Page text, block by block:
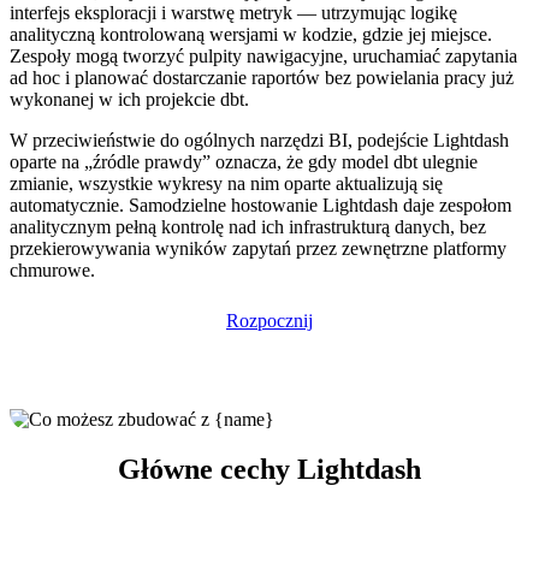
interfejs eksploracji i warstwę metryk — utrzymując logikę
analityczną kontrolowaną wersjami w kodzie, gdzie jej miejsce.
Zespoły mogą tworzyć pulpity nawigacyjne, uruchamiać zapytania
ad hoc i planować dostarczanie raportów bez powielania pracy już
wykonanej w ich projekcie dbt.
W przeciwieństwie do ogólnych narzędzi BI, podejście Lightdash
oparte na „źródle prawdy” oznacza, że gdy model dbt ulegnie
zmianie, wszystkie wykresy na nim oparte aktualizują się
automatycznie. Samodzielne hostowanie Lightdash daje zespołom
analitycznym pełną kontrolę nad ich infrastrukturą danych, bez
przekierowywania wyników zapytań przez zewnętrzne platformy
chmurowe.
Rozpocznij
Główne cechy Lightdash